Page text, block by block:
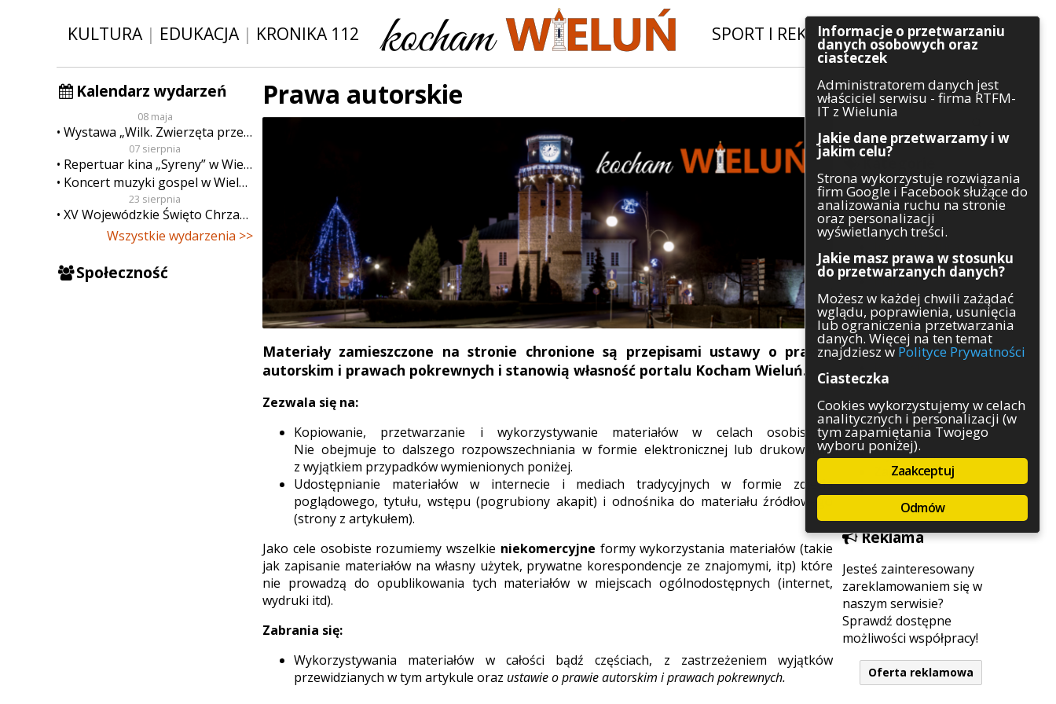
KULTURA| EDUKACJA| KRONIKA 112 SPORT I REKREACJA|INWESTYCJE
Kalendarz wydarzeń
08 maja
Wystawa „Wilk. Zwierzęta przeklęte”
07 sierpnia
Repertuar kina „Syreny” w Wieluniu w dn. od 7 do 13 sierpnia
Koncert muzyki gospel w Wieluniu
23 sierpnia
XV Wojewódzkie Święto Chrzanu
Wszystkie wydarzenia >>
Społeczność
Szukaj
Kategorie
Architektura
Gospodarka
Handel
Komunikaty
Kultura
Polityka
Pozostałe
Psychologia
Rolnictwo
Służby
Sport
Środowisko
Szkolnictwo
Wydarzenia
Zapowiedzi
Zdrowie
Reklama
Jesteś zainteresowany
zareklamowaniem się w
naszym serwisie?
Sprawdź dostępne
możliwości współpracy!
Oferta reklamowa
Prawa autorskie
Materiały zamieszczone na stronie chronione są przepisami ustawy o prawie
autorskim i prawach pokrewnych i stanowią własność portalu Kocham Wieluń.
Zezwala się na:
Kopiowanie, przetwarzanie i wykorzystywanie materiałów w celach osobistych.
Nie obejmuje to dalszego rozpowszechniania w formie elektronicznej lub drukowanej,
z wyjątkiem przypadków wymienionych poniżej.
Udostępnianie materiałów w internecie i mediach tradycyjnych w formie zdjęcia
poglądowego, tytułu, wstępu (pogrubiony akapit) i odnośnika do materiału źródłowego
(strony z artykułem).
Jako cele osobiste rozumiemy wszelkie niekomercyjne formy wykorzystania materiałów (takie
jak zapisanie materiałów na własny użytek, prywatne korespondencje ze znajomymi, itp) które
nie prowadzą do opublikowania tych materiałów w miejscach ogólnodostępnych (internet,
wydruki itd).
Zabrania się:
Wykorzystywania materiałów w całości bądź częściach, z zastrzeżeniem wyjątków
przewidzianych w tym artykule oraz ustawie o prawie autorskim i prawach pokrewnych.
Informacje o przetwarzaniu
danych osobowych oraz
ciasteczek
Administratorem danych jest
właściciel serwisu - firma RTFM-
IT z Wielunia
Jakie dane przetwarzamy i w
jakim celu?
Strona wykorzystuje rozwiązania
firm Google i Facebook służące do
analizowania ruchu na stronie
oraz personalizacji
wyświetlanych treści.
Jakie masz prawa w stosunku
do przetwarzanych danych?
Możesz w każdej chwili zażądać
wglądu, poprawienia, usunięcia
lub ograniczenia przetwarzania
danych. Więcej na ten temat
znajdziesz w Polityce Prywatności
Ciasteczka
Cookies wykorzystujemy w celach
analitycznych i personalizacji (w
tym zapamiętania Twojego
wyboru poniżej).
Zaakceptuj
Odmów